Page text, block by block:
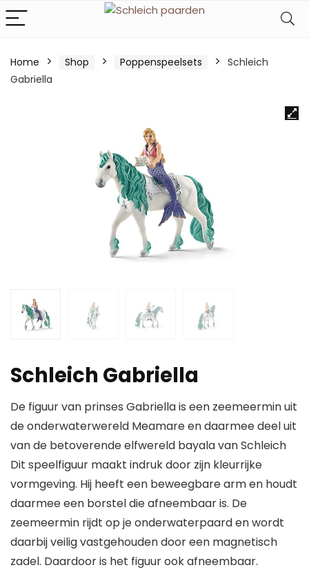
Home Shop Poppenspeelsets
Schleich
Gabriella
Schleich Gabriella
De figuur van prinses Gabriella is een zeemeermin uit
de onderwaterwereld Meamare en daarmee deel uit
van de betoverende elfwereld bayala van Schleich
Dit speelfiguur maakt indruk door zijn kleurrijke
vormgeving. Hij heeft een beweegbare arm en houdt
daarmee een borstel die afneembaar is. De
zeemeermin rijdt op je onderwaterpaard en wordt
daarbij veilig vastgehouden door een magnetisch
zadel. Daardoor is het figuur ook afneembaar.